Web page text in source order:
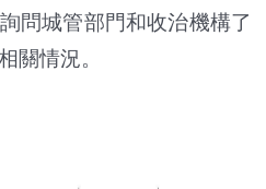
問城管部門和收治機構了
關情況。